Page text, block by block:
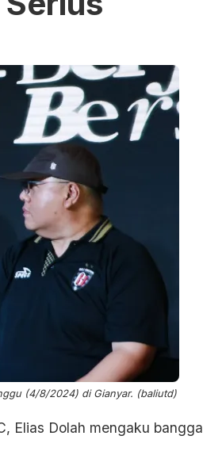
(4/8/2024) di Gianyar. (baliutd)
Elias Dolah mengaku bangga